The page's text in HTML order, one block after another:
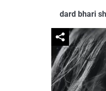
dard bhari